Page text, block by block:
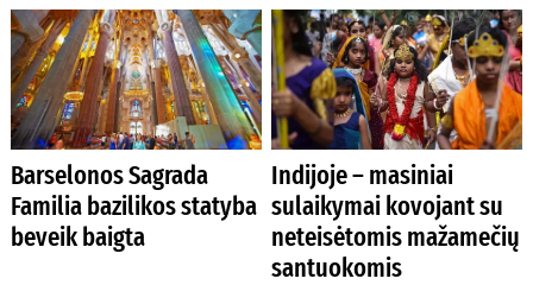
Barselonos Sagrada
Familia bazilikos statyba
beveik baigta
Indijoje – masiniai
sulaikymai kovojant su
neteisėtomis mažamečių
santuokomis